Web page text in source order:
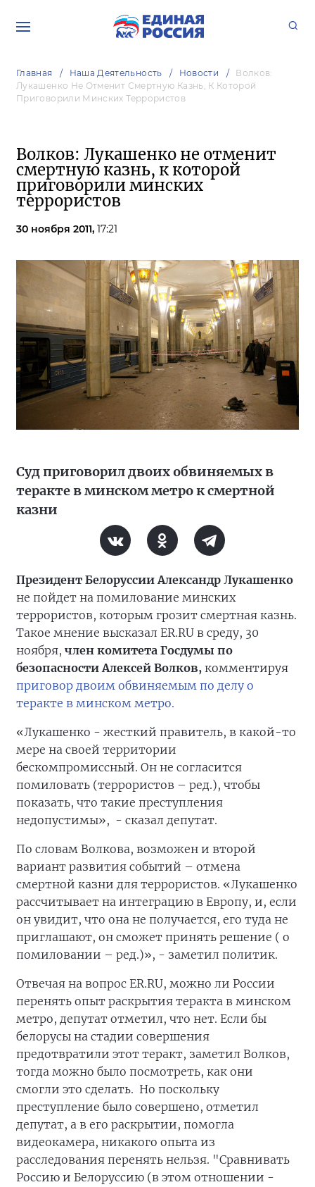
Главная Наша Деятельность Новости
Волков:
Лукашенко Не Отменит Смертную Казнь, К Которой
Приговорили Минских Террористов
Волков: Лукашенко не отменит
смертную казнь, к которой
приговорили минских
террористов
30 ноября 2011, 17:21
Суд приговорил двоих обвиняемых в
теракте в минском метро к смертной
казни
Президент Белоруссии Александр Лукашенко
не пойдет на помилование минских
террористов, которым грозит смертная казнь.
Такое мнение высказал ER.RU в среду, 30
ноября, член комитета Госдумы по
безопасности Алексей Волков, комментируя
приговор двоим обвиняемым по делу о
теракте в минском метро.
«Лукашенко - жесткий правитель, в какой-то
мере на своей территории
бескомпромиссный. Он не согласится
помиловать (террористов – ред.), чтобы
показать, что такие преступления
недопустимы», - сказал депутат.
По словам Волкова, возможен и второй
вариант развития событий – отмена
смертной казни для террористов. «Лукашенко
рассчитывает на интеграцию в Европу, и, если
он увидит, что она не получается, его туда не
приглашают, он сможет принять решение ( о
помиловании – ред.)», - заметил политик.
Отвечая на вопрос ER.RU, можно ли России
перенять опыт раскрытия теракта в минском
метро, депутат отметил, что нет. Если бы
белорусы на стадии совершения
предотвратили этот теракт, заметил Волков,
тогда можно было посмотреть, как они
смогли это сделать. Но поскольку
преступление было совершено, отметил
депутат, а в его раскрытии, помогла
видеокамера, никакого опыта из
расследования перенять нельзя. "Сравнивать
Россию и Белоруссию (в этом отношении -